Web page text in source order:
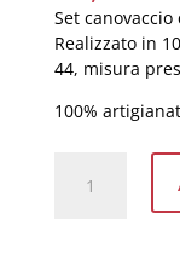
Set
Realizzato in
44, misura
100%
presina